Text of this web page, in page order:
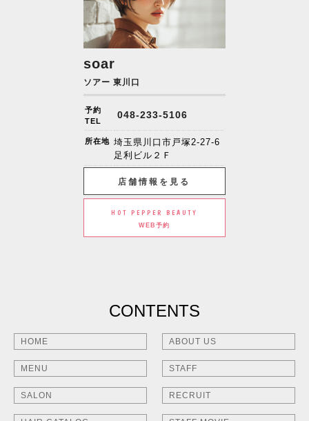
soar
ソアー 東川口
予約
TEL
048-233-5106
所在地 埼玉県川口市戸塚2-27-6
足利ビル２Ｆ
店舗情報を見る
HOT PEPPER BEAUTY
WEB予約
CONTENTS
HOME ABOUT US
MENU STAFF
SALON RECRUIT